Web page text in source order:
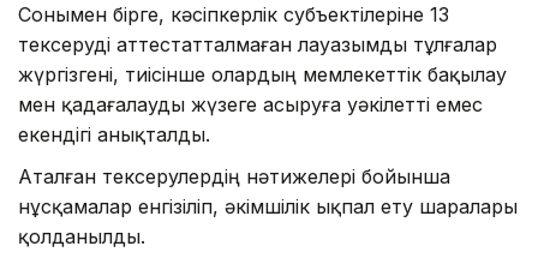
Сонымен бірге, кәсіпкерлік субъектілеріне 13
тексеруді аттестатталмаған лауазымды тұлғалар
жүргізгені, тиісінше олардың мемлекеттік бақылау
мен қадағалауды жүзеге асыруға уәкілетті емес
екендігі анықталды.
Аталған тексерулердің нәтижелері бойынша
нұсқамалар енгізіліп, әкімшілік ықпал ету шаралары
қолданылды.